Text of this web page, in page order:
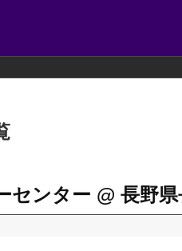
センター @ 長野